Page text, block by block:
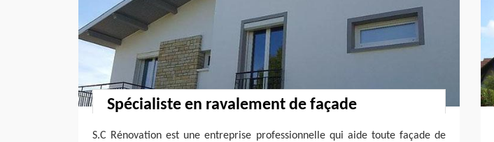
Spécialiste en ravalement de façade
S.C Rénovation est une entreprise professionnelle qui aide toute façade de